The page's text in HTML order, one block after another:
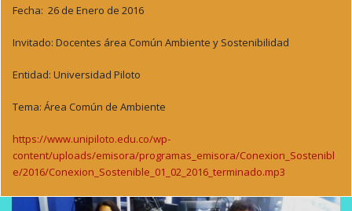
Fecha: 26 de Enero de 2016
Invitado: Docentes área Común Ambiente y Sostenibilidad
Entidad: Universidad Piloto
Tema: Área Común de Ambiente
https://www.unipiloto.edu.co/wp-
content/uploads/emisora/programas_emisora/Conexion_Sostenibl
e/2016/Conexion_Sostenible_01_02_2016_terminado.mp3